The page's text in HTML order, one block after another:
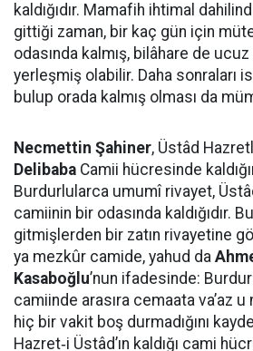
kaldığıdır. Mamafih ihtimal
gittiği zaman, bir kaç gün için
odasında kalmış, bilâhare de
yerleşmiş olabilir. Daha sonraları
bulup orada kalmış olması da
Necmettin Şahiner, Üstâd
Delibaba Camii hücresinde
Burdurlularca umumî rivayet,
camiinin bir odasında kaldığıdır.
gitmişlerden bir zatın rivayetine
ya mezkûr camide, yahud da
Kasaboğlu’nun ifadesinde:
camiinde arasıra cemaata va’az
hiç bir vakit boş durmadığını
Hazret‑i Üstâd’ın kaldığı cami